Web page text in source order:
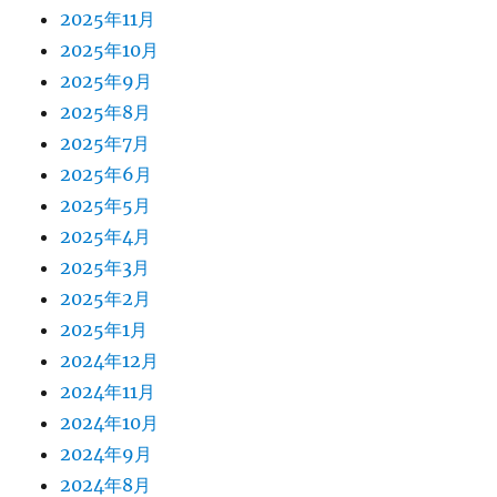
2025年11月
2025年10月
2025年9月
2025年8月
2025年7月
2025年6月
2025年5月
2025年4月
2025年3月
2025年2月
2025年1月
2024年12月
2024年11月
2024年10月
2024年9月
2024年8月